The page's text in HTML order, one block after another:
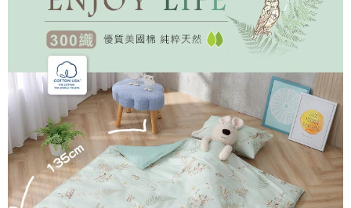
１．透過由恩沛科技股份有限公司提供之「AFTEE先享後付」服務完成之交
易，需依本服務之必要範圍內提供個人資料，並將交易相關給付款項請求債
權轉讓予恩沛科技股份有限公司。
２．關於個人資料處理事宜，請瀏覽以下網址：
https://aftee.tw/terms/#terms3
３．未成年的使用者請事先徵得法定代理人或監護人之同意方可使用
「AFTEE先享後付」，若未經同意申辦者引起之損失，本公司不負相關責
任。
４．使用「AFTEE先享後付」時，將依據個別帳號之用戶狀況，依本公司即
時審查核予不同之上限額度；若仍有額度不足之情形，本公司將視審查結果
請求用戶進行身份認證。
５．嚴禁一人註冊多個帳號或使用他人資訊註冊。若發現惡意使用之情形，
恩沛科技股份有限公司將有權停止該用戶之使用額度並採取法律行動。
每筆NT$100，滿NT$499(含以上)免運費
離島宅配
每筆NT$100，滿NT$499(含以上)免運費